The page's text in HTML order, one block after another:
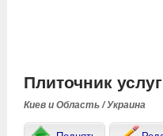
Плиточник
Киев и Область / Украина